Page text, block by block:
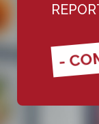
-